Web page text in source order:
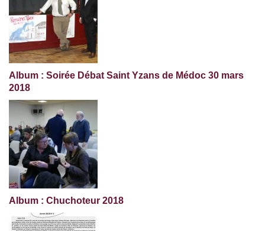
Album : Soirée Débat Saint Yzans de Médoc 30 mars
2018
Album : Chuchoteur 2018